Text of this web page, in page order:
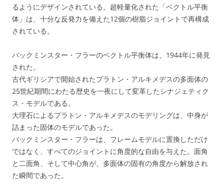
るようにデザインされている。超軽量化された「ベクトル平衡
体」は、十分な反発力を備えた12個の樹脂ジョイントで再構成
されている。
バックミンスター・フラーのベクトル平衡体は、1944年に発見
された。
古代ギリシアで開始されたプラトン・アルキメデスの多面体の
25世紀期間にわたる歴史を一夜にして変革したシナジェティク
ス・モデルである。
大理石によるプラトン・アルキメデスのモデリングは、中身が
詰まった固体のモデルであった。
バックミンスター・フラーは、フレームモデルに置換しただけ
ではなく、すべてのジョイントに角度的な自由を与えた。面角
と二面角、そして中心角が、多面体の固有の角度から解放され
た瞬間であった。